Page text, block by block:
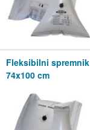
Fleksibilni
74x100 cm